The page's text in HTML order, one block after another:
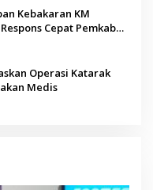
Kebakaran KM
Cepat Pemkab
Operasi Katarak
Medis